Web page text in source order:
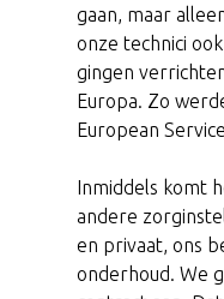
gaan, maar
onze technici
gingen
Europa. Zo
European
Inmiddels komt
andere
en privaat, ons
onderhoud. We